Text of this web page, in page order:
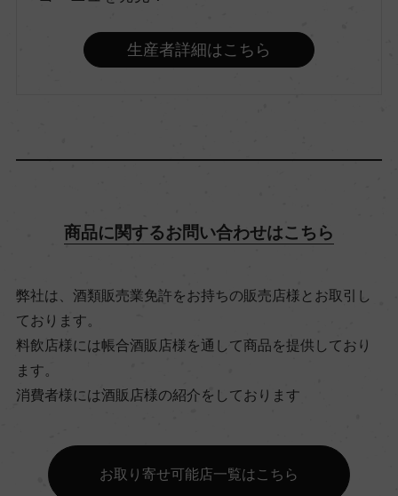
ピノ・ノワール 100%
リュット・レゾネ
有機JAS認証
ー
コンクール入賞歴
生産者詳細はこちら
商品に関するお問い合わせはこちら
弊社は、酒類販売業免許をお持ちの販売店様とお取引し
ております。
料飲店様には帳合酒販店様を通して商品を提供しており
ます。
消費者様には酒販店様の紹介をしております
お取り寄せ可能店一覧はこちら